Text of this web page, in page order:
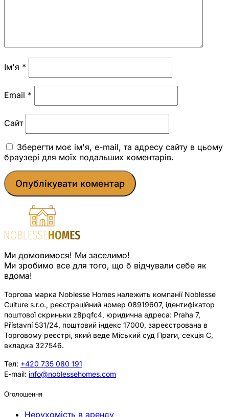
Ім'я *
Email *
Сайт
Зберегти моє ім'я, e-mail, та адресу сайту в цьому
браузері для моїх подальших коментарів.
Ми домовимося! Ми заселимо!
Ми зробимо все для того, що б відчували себе як
вдома!
Торгова марка Noblesse Homes належить компанії Noblesse
Culture s.r.o., реєстраційний номер 08919607, ідентифікатор
поштової скриньки z8pqfc4, юридична адреса: Praha 7,
Přístavní 531/24, поштовий індекс 17000, зареєстрована в
Торговому реєстрі, який веде Міський суд Праги, секція C,
вкладка 327546.
Тел: +420 735 080 191
E-mail: info@noblessehomes.com
Оголошення
Нерухомість в аренду